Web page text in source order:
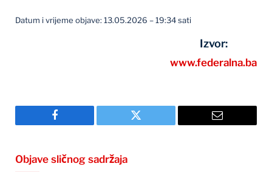
Datum i vrijeme objave: 13.05.2026 – 19:34 sati
Izvor:
www.federalna.ba
Facebook Twitter Email
Objave sličnog sadržaja